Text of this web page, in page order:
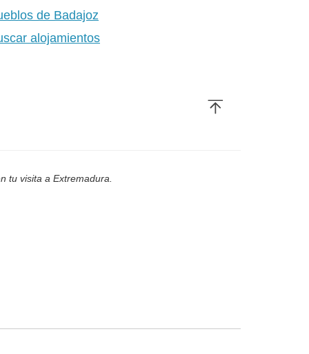
de Badajoz
alojamientos
tu visita a Extremadura.